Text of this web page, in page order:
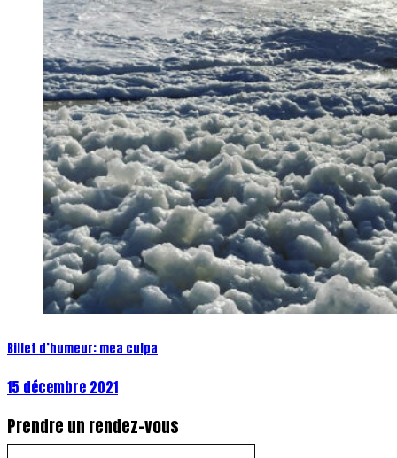
Billet d’humeur: mea culpa
15 décembre 2021
Prendre un rendez-vous